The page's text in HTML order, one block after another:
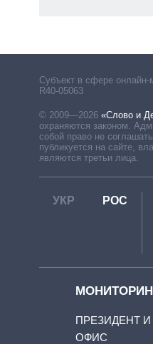
Субъект в сфере
R40-05063
© 2009—2026 «Слово и
охраняются законом.
собой право не
публикуется на сайте,
являются третьи лица.
УКР РОС
ПРЕЗИДЕНТ И
ОФИС